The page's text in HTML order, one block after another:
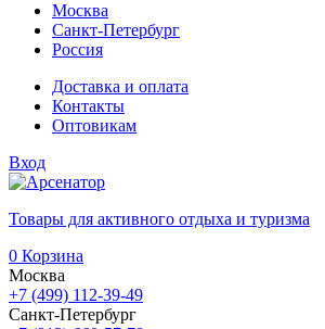
Москва
Санкт-Петербург
Россия
Доставка и оплата
Контакты
Оптовикам
Вход
Товары для активного отдыха и туризма
0 Корзина
Москва
+7 (499) 112-39-49
Санкт-Петербург